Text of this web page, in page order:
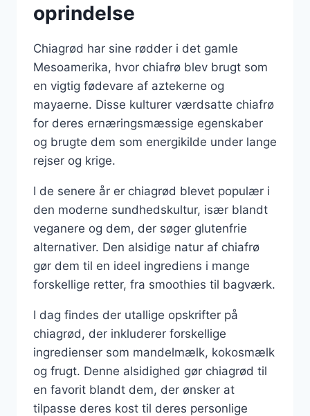
oprindelse
Chiagrød har sine rødder i det gamle
Mesoamerika, hvor chiafrø blev brugt som
en vigtig fødevare af aztekerne og
mayaerne. Disse kulturer værdsatte chiafrø
for deres ernæringsmæssige egenskaber
og brugte dem som energikilde under lange
rejser og krige.
I de senere år er chiagrød blevet populær i
den moderne sundhedskultur, især blandt
veganere og dem, der søger glutenfrie
alternativer. Den alsidige natur af chiafrø
gør dem til en ideel ingrediens i mange
forskellige retter, fra smoothies til bagværk.
I dag findes der utallige opskrifter på
chiagrød, der inkluderer forskellige
ingredienser som mandelmælk, kokosmælk
og frugt. Denne alsidighed gør chiagrød til
en favorit blandt dem, der ønsker at
tilpasse deres kost til deres personlige